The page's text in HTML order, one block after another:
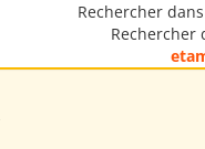
Rechercher
Rechercher